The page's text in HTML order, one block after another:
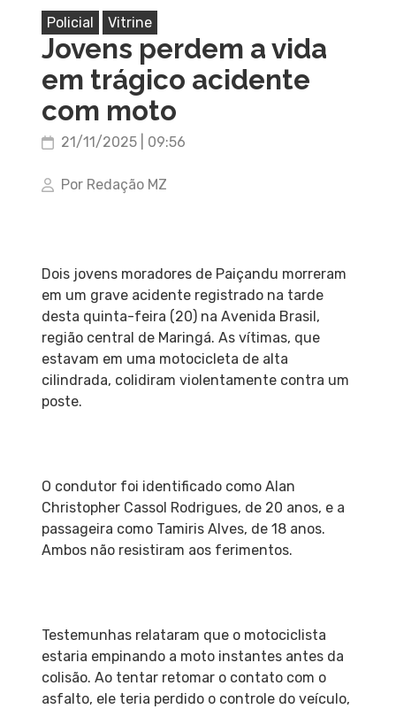
Policial Vitrine
Jovens perdem a vida
em trágico acidente
com moto
21/11/2025 | 09:56
Por Redação MZ
Dois jovens moradores de Paiçandu morreram
em um grave acidente registrado na tarde
desta quinta-feira (20) na Avenida Brasil,
região central de Maringá. As vítimas, que
estavam em uma motocicleta de alta
cilindrada, colidiram violentamente contra um
poste.
O condutor foi identificado como Alan
Christopher Cassol Rodrigues, de 20 anos, e a
passageira como Tamiris Alves, de 18 anos.
Ambos não resistiram aos ferimentos.
Testemunhas relataram que o motociclista
estaria empinando a moto instantes antes da
colisão. Ao tentar retomar o contato com o
asfalto, ele teria perdido o controle do veículo,